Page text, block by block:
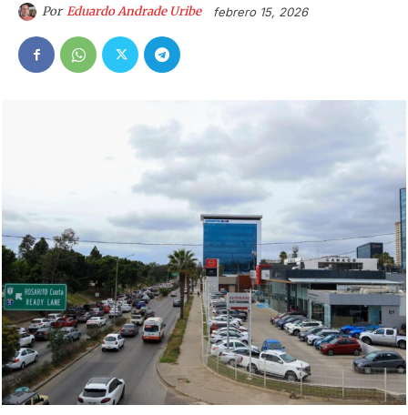
Por Eduardo Andrade Uribe febrero 15, 2026